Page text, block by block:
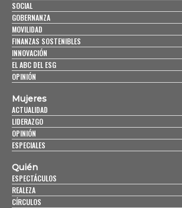
SOCIAL
GOBERNANZA
MOVILIDAD
FINANZAS SOSTENIBLES
INNOVACIÓN
EL ABC DEL ESG
OPINIÓN
Mujeres
ACTUALIDAD
LIDERAZGO
OPINIÓN
ESPECIALES
Quién
ESPECTÁCULOS
REALEZA
CÍRCULOS